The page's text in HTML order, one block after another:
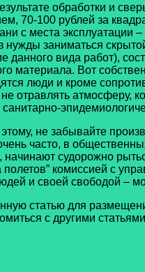
обработки и
70-100 рублей за
с места эксплуатации
заниматься
вида работ),
материала. Вот
люди и кроме
отравлять атмосферу,
не забывайте
часто, в
начинают судорожно
комиссией с
и своей свободой –
статью для
с другими